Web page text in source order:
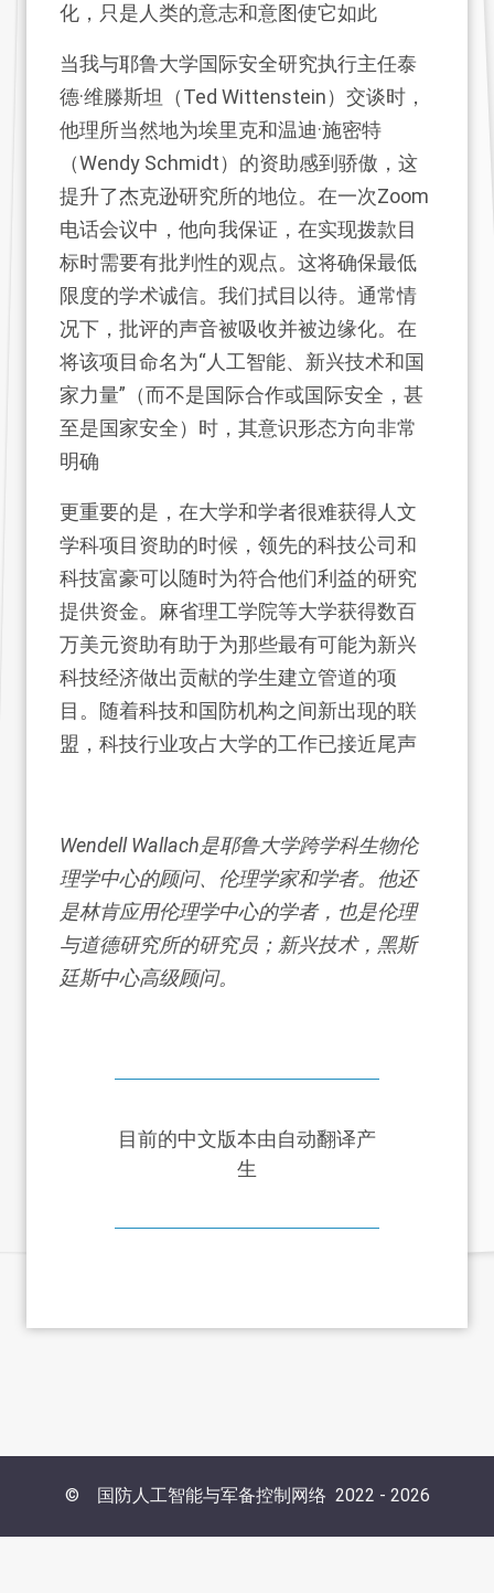
化，只是人类的意志和意图使它如此
当我与耶鲁大学国际安全研究执行主任泰
德·维滕斯坦（Ted Wittenstein）交谈时，
他理所当然地为埃里克和温迪·施密特
（Wendy Schmidt）的资助感到骄傲，这
提升了杰克逊研究所的地位。在一次Zoom
电话会议中，他向我保证，在实现拨款目
标时需要有批判性的观点。这将确保最低
限度的学术诚信。我们拭目以待。通常情
况下，批评的声音被吸收并被边缘化。在
将该项目命名为“人工智能、新兴技术和国
家力量”（而不是国际合作或国际安全，甚
至是国家安全）时，其意识形态方向非常
明确
更重要的是，在大学和学者很难获得人文
学科项目资助的时候，领先的科技公司和
科技富豪可以随时为符合他们利益的研究
提供资金。麻省理工学院等大学获得数百
万美元资助有助于为那些最有可能为新兴
科技经济做出贡献的学生建立管道的项
目。随着科技和国防机构之间新出现的联
盟，科技行业攻占大学的工作已接近尾声
Wendell Wallach是耶鲁大学跨学科生物伦
理学中心的顾问、伦理学家和学者。他还
是林肯应用伦理学中心的学者，也是伦理
与道德研究所的研究员；新兴技术，黑斯
廷斯中心高级顾问。
目前的中文版本由自动翻译产
生
© 国防人工智能与军备控制网络 2022 - 2026